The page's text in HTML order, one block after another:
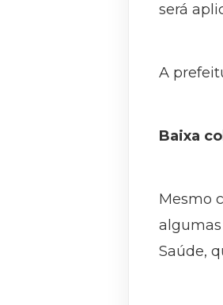
será
A
Baixa
Mesmo
Saúde,